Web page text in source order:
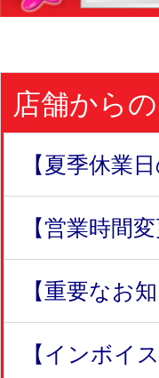
店舗から
【夏季休業
【営業時間
【重要なお
【インボイ